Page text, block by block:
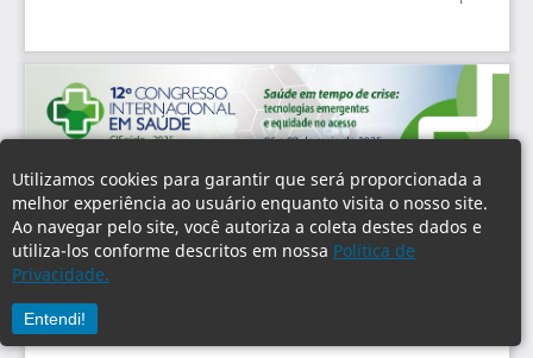
Utilizamos cookies para garantir que será proporcionada a
melhor experiência ao usuário enquanto visita o nosso site.
Ao navegar pelo site, você autoriza a coleta destes dados e
utiliza-los conforme descritos em nossa Política de
Privacidade.
Entendi!